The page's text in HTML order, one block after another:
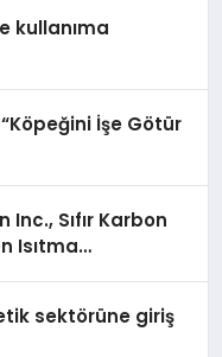
kullanıma
İşe Götür
Sıfır Karbon
Isıtma
sektörüne giriş